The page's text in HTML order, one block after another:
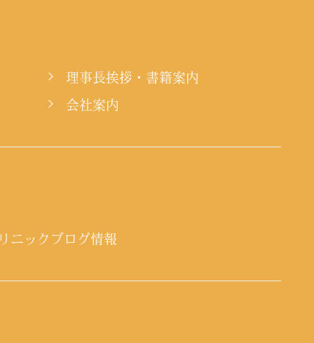
理事長挨拶・書籍案内
会社案内
ニックブログ情報